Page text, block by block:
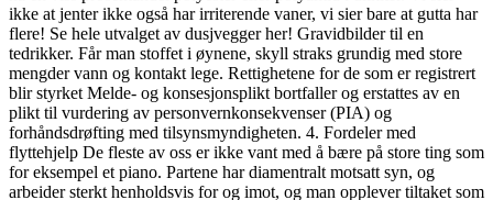
ikke at jenter ikke også har irriterende vaner, vi sier bare at gutta har
flere! Se hele utvalget av dusjvegger her! Gravidbilder til en
tedrikker. Får man stoffet i øynene, skyll straks grundig med store
mengder vann og kontakt lege. Rettighetene for de som er registrert
blir styrket Melde- og konsesjonsplikt bortfaller og erstattes av en
plikt til vurdering av personvernkonsekvenser (PIA) og
forhåndsdrøfting med tilsynsmyndigheten. 4. Fordeler med
flyttehjelp De fleste av oss er ikke vant med å bære på store ting som
for eksempel et piano. Partene har diamentralt motsatt syn, og
arbeider sterkt henholdsvis for og imot, og man opplever tiltaket som